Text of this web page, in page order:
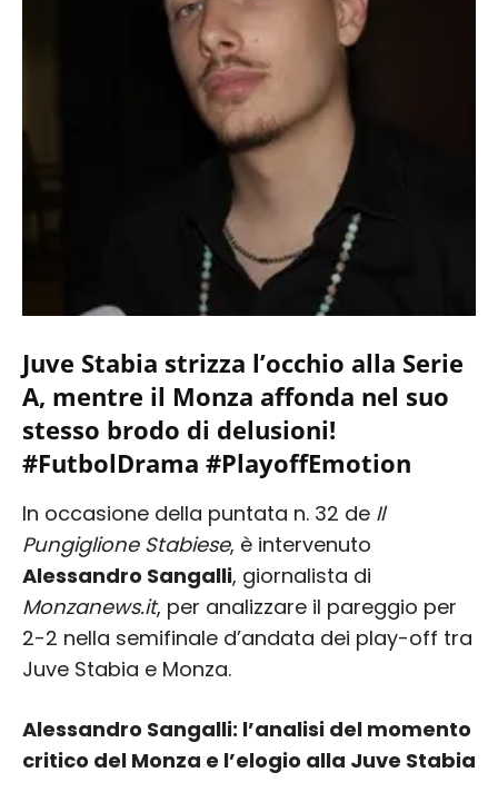
Juve Stabia strizza l’occhio alla Serie
A, mentre il Monza affonda nel suo
stesso brodo di delusioni!
#FutbolDrama #PlayoffEmotion
In occasione della puntata n. 32 de Il
Pungiglione Stabiese, è intervenuto
Alessandro Sangalli, giornalista di
Monzanews.it, per analizzare il pareggio per
2-2 nella semifinale d’andata dei play-off tra
Juve Stabia e Monza.
Alessandro Sangalli: l’analisi del momento
critico del Monza e l’elogio alla Juve Stabia